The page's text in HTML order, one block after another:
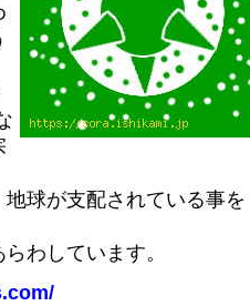
球が支配されている事を
わしています。